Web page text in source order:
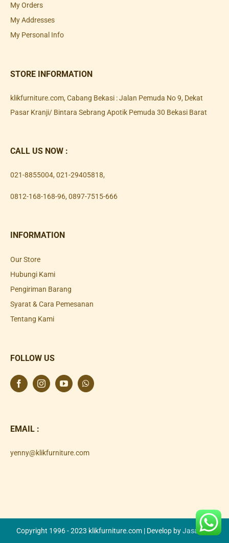
My Orders
My Addresses
My Personal Info
STORE INFORMATION
klikfurniture.com, Cabang Bekasi : Jalan Pemuda No 9, Dekat
Pasar Kranji/ Bintara Sebrang Apotik Pemuda 30 Bekasi Barat
CALL US NOW :
021-8855004, 021-29405818,
0812-168-168-96, 0897-7515-666
INFORMATION
Our Store
Hubungi Kami
Pengiriman Barang
Syarat & Cara Pemesanan
Tentang Kami
FOLLOW US
EMAIL :
yenny@klikfurniture.com
Copyright 1996 - 2023 klikfurniture.com | Develop byJasa SEO